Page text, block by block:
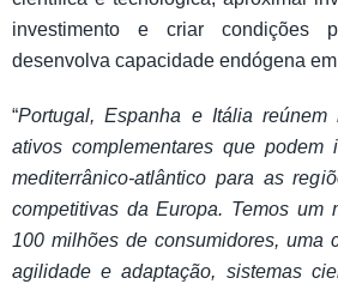
investimento e criar condições
desenvolva capacidade endógena
“Portugal, Espanha e Itália
ativos complementares que podem
mediterrânico-atlântico para as
competitivas da Europa. Temos um
100 milhões de consumidores, uma
agilidade e adaptação, sistemas